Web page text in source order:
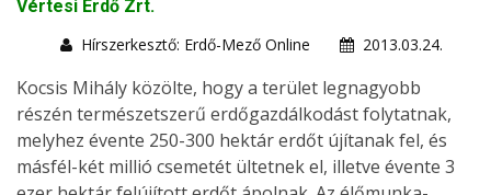
Vértesi Erdő Zrt.
Hírszerkesztő: Erdő-Mező Online
2013.03.24.
Kocsis Mihály közölte, hogy a terület legnagyobb
részén természetszerű erdőgazdálkodást folytatnak,
melyhez évente 250-300 hektár erdőt újítanak fel, és
másfél-két millió csemetét ültetnek el, illetve évente 3